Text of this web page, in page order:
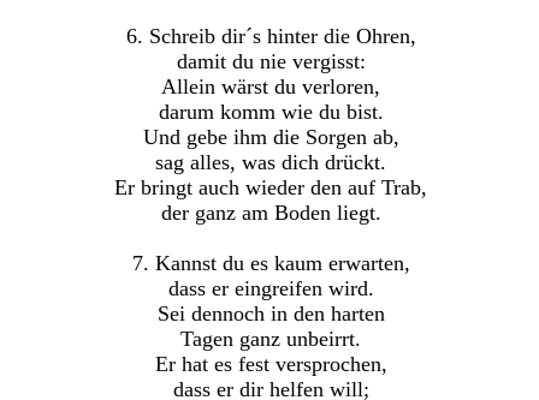
6. Schreib dir´s hinter die Ohren,
damit du nie vergisst:
Allein wärst du verloren,
darum komm wie du bist.
Und gebe ihm die Sorgen ab,
sag alles, was dich drückt.
Er bringt auch wieder den auf Trab,
der ganz am Boden liegt.
7. Kannst du es kaum erwarten,
dass er eingreifen wird.
Sei dennoch in den harten
Tagen ganz unbeirrt.
Er hat es fest versprochen,
dass er dir helfen will;